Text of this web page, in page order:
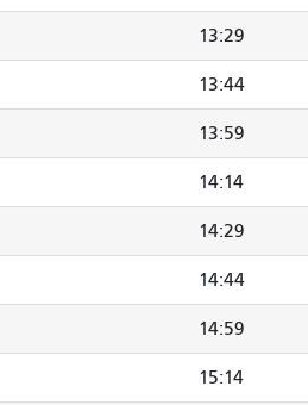
13:29
13:44
13:59
14:14
14:29
14:44
14:59
15:14